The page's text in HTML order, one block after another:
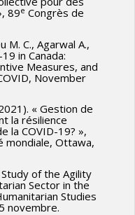
89e Congrès de
M. C., Agarwal A.,
in Canada:
Measures, and
November
« Gestion de
la résilience
la COVID-19? »,
mondiale, Ottawa,
of the Agility
Sector in the
Studies
novembre.